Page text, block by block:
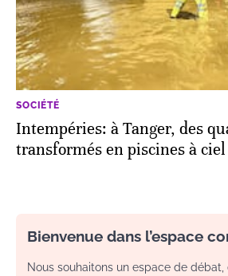
SOCIÉTÉ
Intempéries: à Tanger, des
transformés en piscines à
Bienvenue dans l’espace
Nous souhaitons un espace de débat,